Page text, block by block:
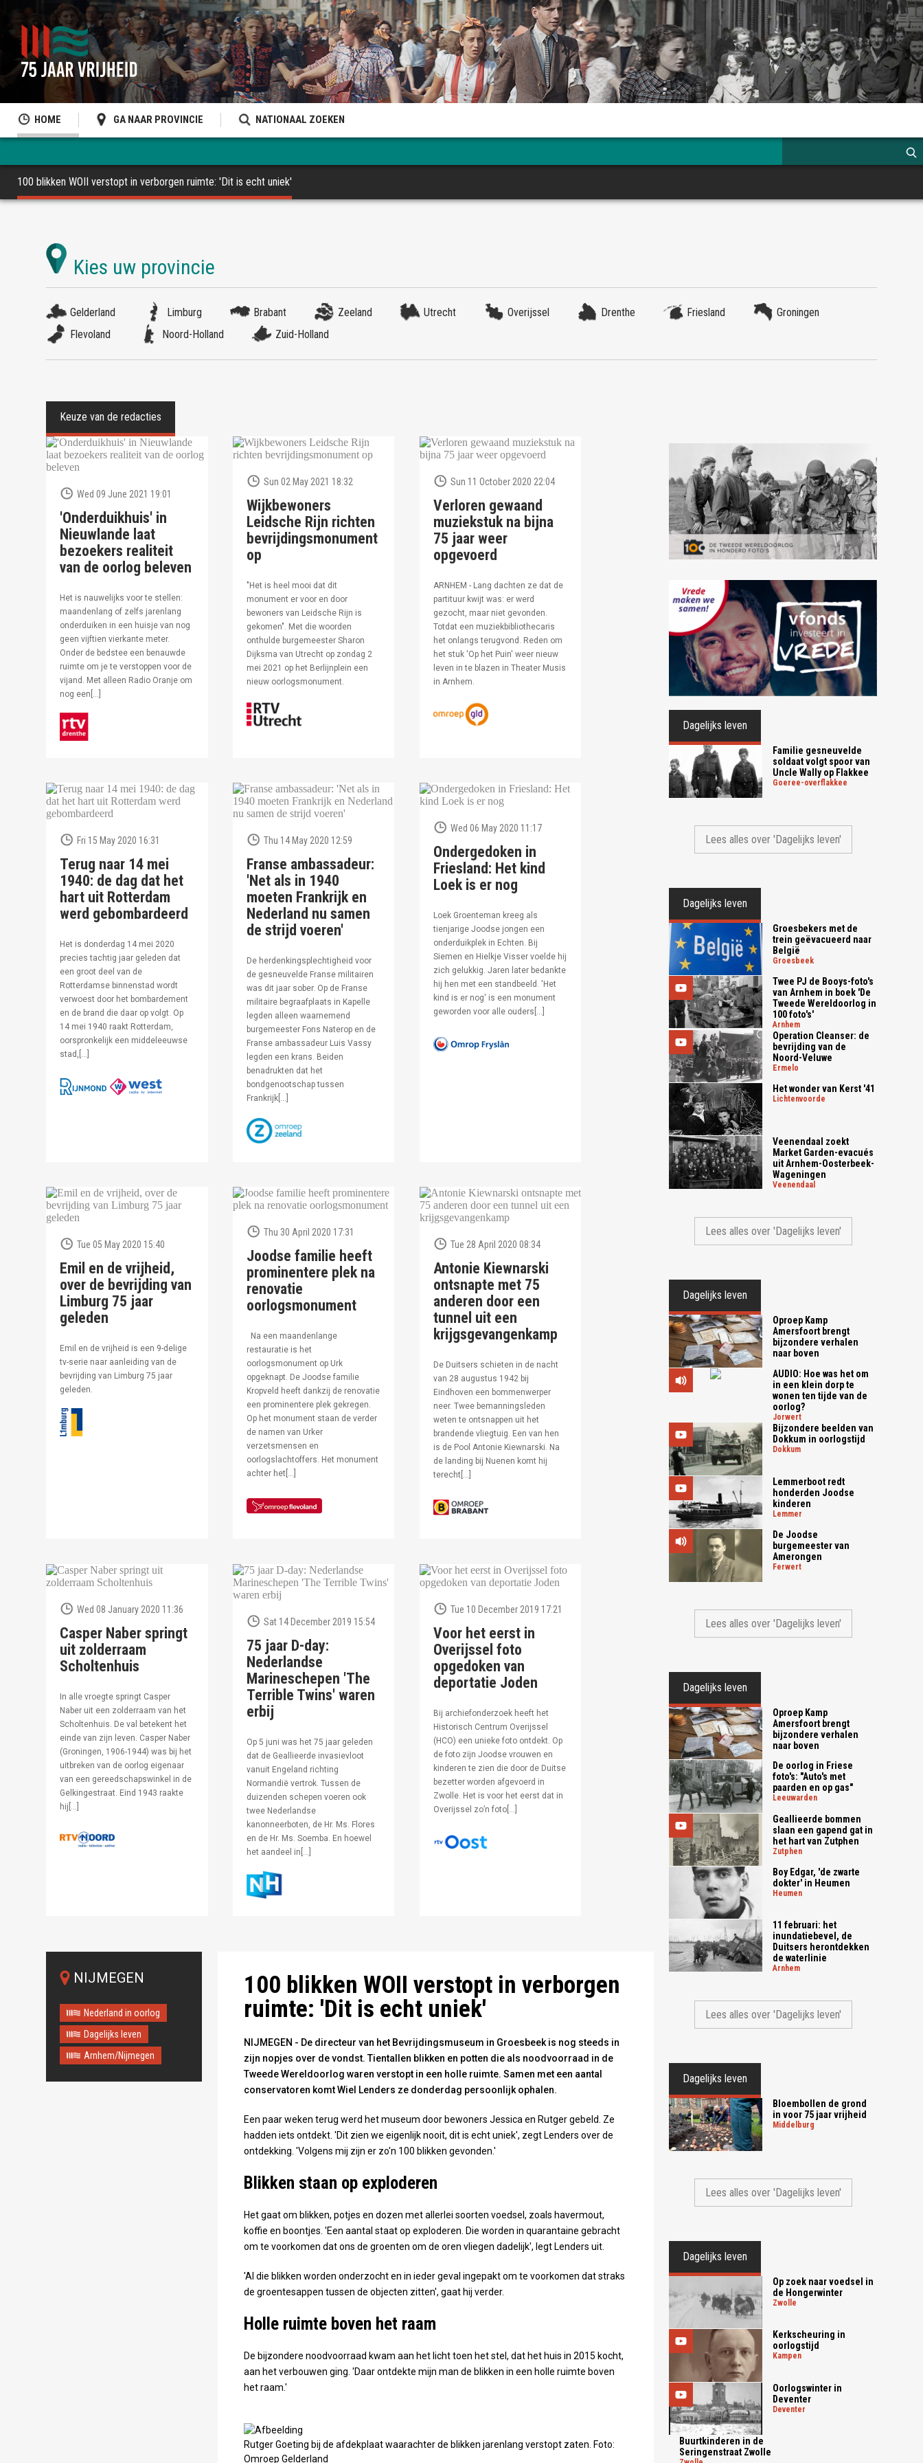
HOME GA NAAR PROVINCIE NATIONAAL ZOEKEN
100 blikken WOII verstopt in verborgen ruimte: 'Dit is echt uniek'
Gelderland Limburg Brabant Zeeland Utrecht Overijssel Drenthe Friesland
Groningen
Flevoland
Noord-Holland Zuid-Holland
Wed 09 June 2021 19:01
'Onderduikhuis' in
Nieuwlande laat
bezoekers realiteit
van de oorlog beleven
Het is nauwelijks voor te stellen:
maandenlang of zelfs jarenlang
onderduiken in een huisje van nog
geen vijftien vierkante meter.
Onder de bedstee een benauwde
ruimte om je te verstoppen voor de
vijand. Met alleen Radio Oranje om
nog een[…]
Sun 02 May 2021 18:32
Wijkbewoners
Leidsche Rijn richten
bevrijdingsmonument
op
"Het is heel mooi dat dit
monument er voor en door
bewoners van Leidsche Rijn is
gekomen". Met die woorden
onthulde burgemeester Sharon
Dijksma van Utrecht op zondag 2
mei 2021 op het Berlijnplein een
nieuw oorlogsmonument.
Sun 11 October 2020 22:04
Verloren gewaand
muziekstuk na bijna
75 jaar weer
opgevoerd
ARNHEM - Lang dachten ze dat de
partituur kwijt was: er werd
gezocht, maar niet gevonden.
Totdat een muziekbibliothecaris
het onlangs terugvond. Reden om
het stuk 'Op het Puin' weer nieuw
leven in te blazen in Theater Musis
in Arnhem.
Fri 15 May 2020 16:31
Terug naar 14 mei
1940: de dag dat het
hart uit Rotterdam
werd gebombardeerd
Het is donderdag 14 mei 2020
precies tachtig jaar geleden dat
een groot deel van de
Rotterdamse binnenstad wordt
verwoest door het bombardement
en de brand die daar op volgt. Op
14 mei 1940 raakt Rotterdam,
oorspronkelijk een middeleeuwse
stad,[…]
Thu 14 May 2020 12:59
Franse ambassadeur:
'Net als in 1940
moeten Frankrijk en
Nederland nu samen
de strijd voeren'
De herdenkingsplechtigheid voor
de gesneuvelde Franse militairen
was dit jaar sober. Op de Franse
militaire begraafplaats in Kapelle
legden alleen waarnemend
burgemeester Fons Naterop en de
Franse ambassadeur Luis Vassy
legden een krans. Beiden
benadrukten dat het
bondgenootschap tussen
Frankrijk[…]
Wed 06 May 2020 11:17
Ondergedoken in
Friesland: Het kind
Loek is er nog
Loek Groenteman kreeg als
tienjarige Joodse jongen een
onderduikplek in Echten. Bij
Siemen en Hielkje Visser voelde hij
zich gelukkig. Jaren later bedankte
hij hen met een standbeeld. 'Het
kind is er nog' is een monument
geworden voor alle ouders[…]
Tue 05 May 2020 15:40
Emil en de vrijheid,
over de bevrijding van
Limburg 75 jaar
geleden
Emil en de vrijheid is een 9-delige
tv-serie naar aanleiding van de
bevrijding van Limburg 75 jaar
geleden.
Thu 30 April 2020 17:31
Joodse familie heeft
prominentere plek na
renovatie
oorlogsmonument
Na een maandenlange
restauratie is het
oorlogsmonument op Urk
opgeknapt. De Joodse familie
Kropveld heeft dankzij de renovatie
een prominentere plek gekregen.
Op het monument staan de verder
de namen van Urker
verzetsmensen en
oorlogslachtoffers. Het monument
achter het[…]
Tue 28 April 2020 08:34
Antonie Kiewnarski
ontsnapte met 75
anderen door een
tunnel uit een
krijgsgevangenkamp
De Duitsers schieten in de nacht
van 28 augustus 1942 bij
Eindhoven een bommenwerper
neer. Twee bemanningsleden
weten te ontsnappen uit het
brandende vliegtuig. Een van hen
is de Pool Antonie Kiewnarski. Na
de landing bij Nuenen komt hij
terecht[…]
Wed 08 January 2020 11:36
Casper Naber springt
uit zolderraam
Scholtenhuis
In alle vroegte springt Casper
Naber uit een zolderraam van het
Scholtenhuis. De val betekent het
einde van zijn leven. Casper Naber
(Groningen, 1906-1944) was bij het
uitbreken van de oorlog eigenaar
van een gereedschapswinkel in de
Gelkingestraat. Eind 1943 raakte
hij[…]
Sat 14 December 2019 15:54
75 jaar D-day:
Nederlandse
Marineschepen 'The
Terrible Twins' waren
erbij
Op 5 juni was het 75 jaar geleden
dat de Geallieerde invasievloot
vanuit Engeland richting
Normandië vertrok. Tussen de
duizenden schepen voeren ook
twee Nederlandse
kanonneerboten, de Hr. Ms. Flores
en de Hr. Ms. Soemba. En hoewel
het aandeel in[…]
Tue 10 December 2019 17:21
Voor het eerst in
Overijssel foto
opgedoken van
deportatie Joden
Bij archiefonderzoek heeft het
Historisch Centrum Overijssel
(HCO) een unieke foto ontdekt. Op
de foto zijn Joodse vrouwen en
kinderen te zien die door de Duitse
bezetter worden afgevoerd in
Zwolle. Het is voor het eerst dat in
Overijssel zo’n foto[…]
NIJMEGEN
Nederland in oorlog
Dagelijks leven
Arnhem/Nijmegen
De vindplaats van de voorraadblikken. Foto: Omroep
100 blikken WOII verstopt in verborgen
ruimte: 'Dit is echt uniek'
NIJMEGEN - De directeur van het Bevrijdingsmuseum in Groesbeek is nog steeds in
zijn nopjes over de vondst. Tientallen blikken en potten die als noodvoorraad in de
Tweede Wereldoorlog waren verstopt in een holle ruimte. Samen met een aantal
conservatoren komt Wiel Lenders ze donderdag persoonlijk ophalen.
Een paar weken terug werd het museum door bewoners Jessica en Rutger gebeld. Ze
hadden iets ontdekt. 'Dit zien we eigenlijk nooit, dit is echt uniek', zegt Lenders over de
ontdekking. 'Volgens mij zijn er zo'n 100 blikken gevonden.'
Blikken staan op exploderen
Het gaat om blikken, potjes en dozen met allerlei soorten voedsel, zoals havermout,
koffie en boontjes. 'Een aantal staat op exploderen. Die worden in quarantaine gebracht
om te voorkomen dat ons de groenten om de oren vliegen dadelijk', legt Lenders uit.
'Al die blikken worden onderzocht en in ieder geval ingepakt om te voorkomen dat straks
de groentesappen tussen de objecten zitten', gaat hij verder.
Holle ruimte boven het raam
De bijzondere noodvoorraad kwam aan het licht toen het stel, dat het huis in 2015 kocht,
aan het verbouwen ging. 'Daar ontdekte mijn man de blikken in een holle ruimte boven
het raam.'
Rutger Goeting bij de afdekplaat waarachter de blikken jarenlang verstopt zaten. Foto:
Omroep Gelderland
Dagelijks leven
Familie gesneuvelde
soldaat volgt spoor van
Uncle Wally op Flakkee
goeree-overflakkee
Lees alles over 'Dagelijks leven'
Dagelijks leven
Groesbekers met de
trein geëvacueerd naar
België
groesbeek
Twee PJ de Booys-foto's
van Arnhem in boek 'De
Tweede Wereldoorlog in
100 foto's'
arnhem
Operation Cleanser: de
bevrijding van de
Noord-Veluwe
ermelo
Het wonder van Kerst '41
lichtenvoorde
Veenendaal zoekt
Market Garden-evacués
uit Arnhem-Oosterbeek-
Wageningen
veenendaal
Lees alles over 'Dagelijks leven'
Dagelijks leven
Oproep Kamp
Amersfoort brengt
bijzondere verhalen
naar boven
AUDIO: Hoe was het om
in een klein dorp te
wonen ten tijde van de
oorlog?
jorwert
Bijzondere beelden van
Dokkum in oorlogstijd
dokkum
Lemmerboot redt
honderden Joodse
kinderen
lemmer
De Joodse
burgemeester van
Amerongen
ferwert
Lees alles over 'Dagelijks leven'
Dagelijks leven
Oproep Kamp
Amersfoort brengt
bijzondere verhalen
naar boven
De oorlog in Friese
foto's: "Auto's met
paarden en op gas"
leeuwarden
Geallieerde bommen
slaan een gapend gat in
het hart van Zutphen
zutphen
Boy Edgar, 'de zwarte
dokter' in Heumen
heumen
11 februari: het
inundatiebevel, de
Duitsers herontdekken
de waterlinie
arnhem
Lees alles over 'Dagelijks leven'
Dagelijks leven
Bloembollen de grond
in voor 75 jaar vrijheid
middelburg
Lees alles over 'Dagelijks leven'
Dagelijks leven
Op zoek naar voedsel in
de Hongerwinter
zwolle
Kerkscheuring in
oorlogstijd
kampen
Oorlogswinter in
Deventer
deventer
Buurtkinderen in de
Seringenstraat Zwolle